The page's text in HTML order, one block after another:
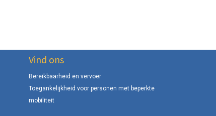
Vind ons
Bereikbaarheid en vervoer
Toegankelijkheid voor personen met beperkte
mobiliteit